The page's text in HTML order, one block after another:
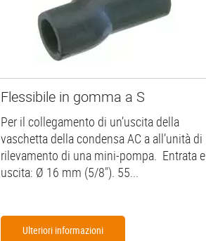
Flessibile in gomma a S
Per il collegamento di un’uscita della
vaschetta della condensa AC a all’unità di
rilevamento di una mini-pompa. Entrata e
uscita: Ø 16 mm (5/8"). 55...
Ulteriori informazioni